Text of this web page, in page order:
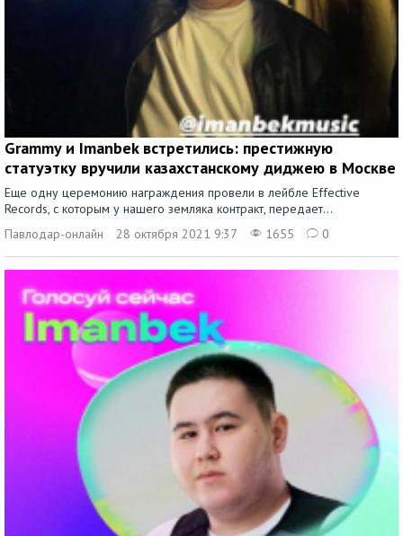
Grammy и Imanbek встретились: престижную
статуэтку вручили казахстанскому диджею в Москве
Еще одну церемонию награждения провели в лейбле Effective
Records, с которым у нашего земляка контракт, передает...
Павлодар-онлайн
28 октября 2021 9:37 1655 0